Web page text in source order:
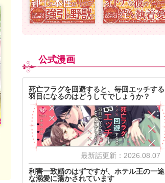
公式漫画
死亡フラグを回避すると、毎回エッチする
羽目になるのはどうしてでしょうか？
最新話更新：2026.08.07
利害一致婚のはずですが、ホテル王の一途
な溺愛に蕩かされています